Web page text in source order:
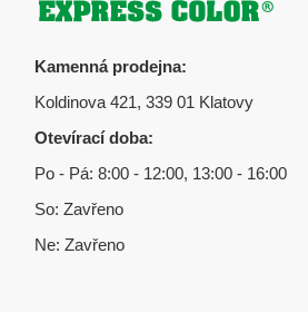
Zápatí
Kamenná prodejna:
Koldinova 421, 339 01 Klatovy
Otevírací doba:
Po - Pá: 8:00 - 12:00, 13:00 - 16:00
So: Zavřeno
Ne: Zavřeno